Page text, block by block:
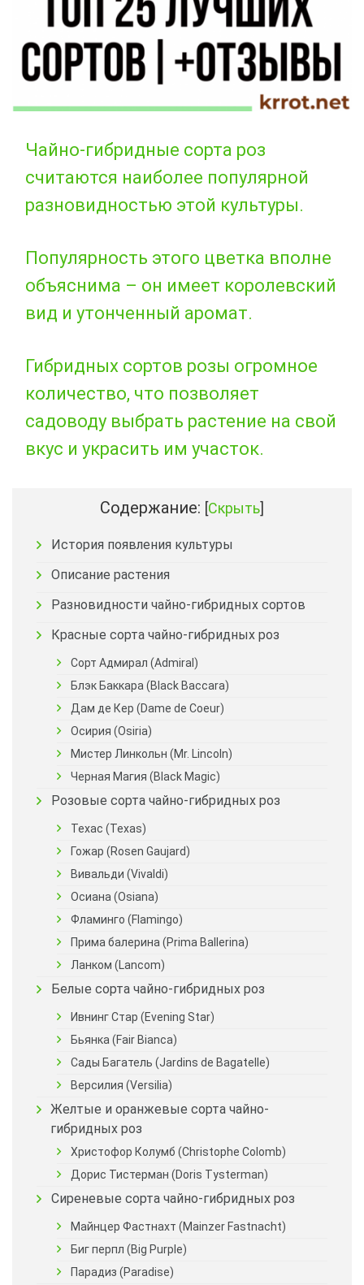
Чайно-гибридные сорта роз
считаются наиболее популярной
разновидностью этой культуры.
Популярность этого цветка вполне
объяснима – он имеет королевский
вид и утонченный аромат.
Гибридных сортов розы огромное
количество, что позволяет
садоводу выбрать растение на свой
вкус и украсить им участок.
Содержание: [Скрыть]
История появления культуры
Описание растения
Разновидности чайно-гибридных сортов
Красные сорта чайно-гибридных роз
Сорт Адмирал (Admiral)
Блэк Баккара (Black Baccara)
Дам де Кер (Dame de Coeur)
Осирия (Osiria)
Мистер Линкольн (Mr. Lincoln)
Черная Магия (Black Magic)
Розовые сорта чайно-гибридных роз
Техас (Texas)
Гожар (Rosen Gaujard)
Вивальди (Vivaldi)
Осиана (Osiana)
Фламинго (Flamingo)
Прима балерина (Prima Ballerina)
Ланком (Lancom)
Белые сорта чайно-гибридных роз
Ивнинг Стар (Evening Star)
Бьянка (Fair Bianca)
Сады Багатель (Jardins de Bagatelle)
Версилия (Versilia)
Желтые и оранжевые сорта чайно-
гибридных роз
Христофор Колумб (Christophe Colomb)
Дорис Тистерман (Doris Tysterman)
Сиреневые сорта чайно-гибридных роз
Майнцер Фастнахт (Mainzer Fastnacht)
Биг перпл (Big Purple)
Парадиз (Paradise)